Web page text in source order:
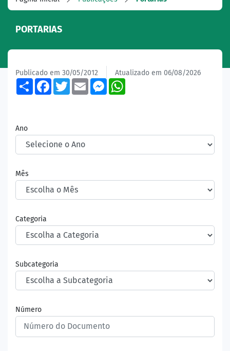
PORTARIAS
Publicado em 30/05/2012 Atualizado em 06/08/2026
ShareFacebook
TwitterEmailMessenger
Ano
Mês
Categoria
Subcategoria
Número